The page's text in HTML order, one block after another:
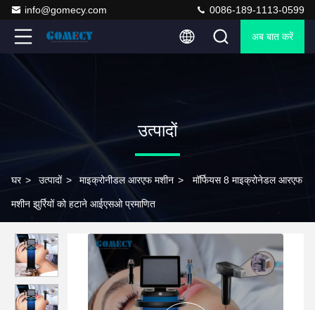
info@gomecy.com 0086-189-1113-0599
अब बात करें
उत्पादों
घर > उत्पादों > माइक्रोनीडल आरएफ मशीन > मॉर्फियस 8 माइक्रोनेडल आरएफ
मशीन झुर्रियों को हटाने आईएसओ प्रमाणित